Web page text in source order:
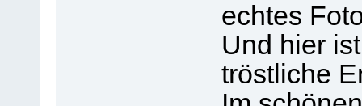
echtes
Und hier
tröstliche